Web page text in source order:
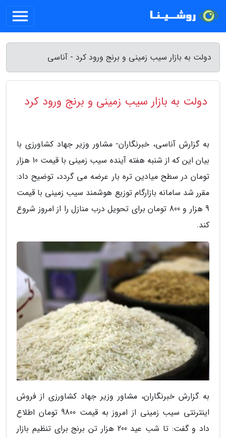
دولت به بازار سیب زمینی و برنج ورود کرد - آناسی
دولت به بازار سیب زمینی و برنج ورود کرد
به گزارش آناسی، خبرنگاران- مشاور وزیر جهاد کشاورزی با
بیان این که از شنبه هفته آینده سیب زمینی با قیمت 10 هزار
تومان در سطح میادین تره بار عرضه می گردد، توضیح داد:
مقرر شد سامانه بازارگام توزیع هوشمند سیب زمینی با قیمت
9 هزار و 800 تومان برای تحویل درب منازل را از امروز شروع
کند.
به گزارش خبرنگاران، مشاور وزیر جهاد کشاورزی از فروش
اینترنتی سیب زمینی از امروز به قیمت 9800 تومان اطلاع
داد و گفت: تا شب عید 200 هزار تن برنج برای تنظیم بازار